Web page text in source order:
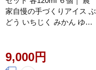
家自慢の手づくりアイス ぶ
どう いちじく みかん ゆず
くだもの シャインマスカッ
ト 大阪 河内長野 田中ぶど
9,000円